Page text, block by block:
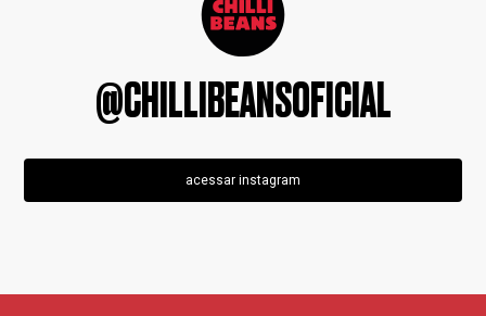
@CHILLIBEANSOFICIAL
acessar instagram